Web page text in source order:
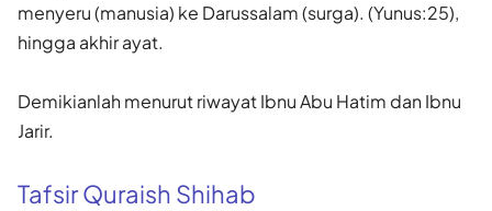
menyeru (manusia) ke Darussalam (surga). (Yunus:25),
hingga akhir ayat.
Demikianlah menurut riwayat Ibnu Abu Hatim dan Ibnu
Jarir.
Tafsir Quraish Shihab